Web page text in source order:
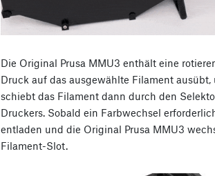
Die Original Prusa MMU3 enthält eine
Druck auf das ausgewählte Filament ausübt,
schiebt das Filament dann durch den
Druckers. Sobald ein Farbwechsel
entladen und die Original Prusa MMU3
Filament-Slot.